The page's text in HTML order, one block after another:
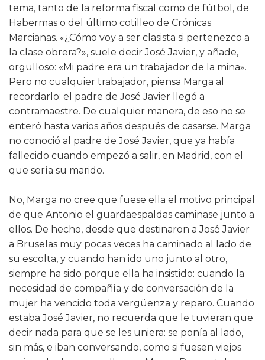
tema, tanto de la reforma fiscal como de fútbol, de
Habermas o del último cotilleo de Crónicas
Marcianas. «¿Cómo voy a ser clasista si pertenezco a
la clase obrera?», suele decir José Javier, y añade,
orgulloso: «Mi padre era un trabajador de la mina».
Pero no cualquier trabajador, piensa Marga al
recordarlo: el padre de José Javier llegó a
contramaestre. De cualquier manera, de eso no se
enteró hasta varios años después de casarse. Marga
no conoció al padre de José Javier, que ya había
fallecido cuando empezó a salir, en Madrid, con el
que sería su marido.
No, Marga no cree que fuese ella el motivo principal
de que Antonio el guardaespaldas caminase junto a
ellos. De hecho, desde que destinaron a José Javier
a Bruselas muy pocas veces ha caminado al lado de
su escolta, y cuando han ido uno junto al otro,
siempre ha sido porque ella ha insistido: cuando la
necesidad de compañía y de conversación de la
mujer ha vencido toda vergüenza y reparo. Cuando
estaba José Javier, no recuerda que le tuvieran que
decir nada para que se les uniera: se ponía al lado,
sin más, e iban conversando, como si fuesen viejos